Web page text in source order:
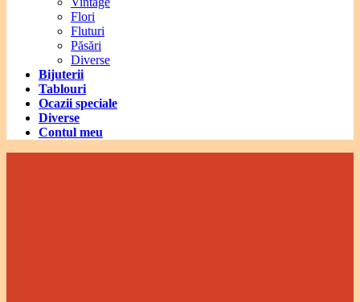
Flori
Fluturi
Păsări
Diverse
Bijuterii
Tablouri
Ocazii speciale
Diverse
Contul meu